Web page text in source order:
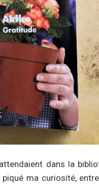
dans la
piqué ma curiosité,